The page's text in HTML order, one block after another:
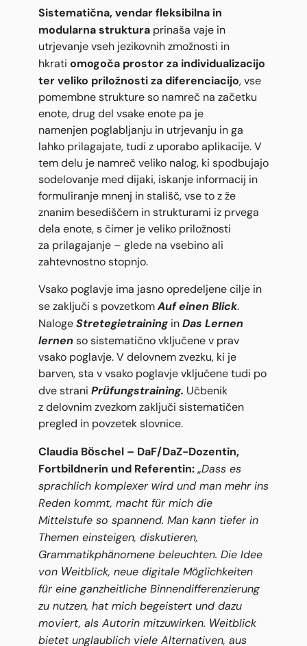
Sistematična, vendar fleksibilna in
modularna struktura prinaša vaje in
utrjevanje vseh jezikovnih zmožnosti in
hkrati omogoča prostor za individualizacijo
ter veliko priložnosti za diferenciacijo, vse
pomembne strukture so namreč na začetku
enote, drug del vsake enote pa je
namenjen poglabljanju in utrjevanju in ga
lahko prilagajate, tudi z uporabo aplikacije. V
tem delu je namreč veliko nalog, ki spodbujajo
sodelovanje med dijaki, iskanje informacij in
formuliranje mnenj in stališč, vse to z že
znanim besediščem in strukturami iz prvega
dela enote, s čimer je veliko priložnosti
za prilagajanje – glede na vsebino ali
zahtevnostno stopnjo.
Vsako poglavje ima jasno opredeljene cilje in
se zaključi s povzetkomAuf einen Blick.
Naloge Stretegietrainingin Das Lernen
lernen so sistematično vključene v prav
vsako poglavje. V delovnem zvezku, ki je
barven, sta v vsako poglavje vključene tudi po
dve strani Prüfungstraining. Učbenik
z delovnim zvezkom zaključi sistematičen
pregled in povzetek slovnice.
Claudia Böschel – DaF/DaZ-Dozentin,
Fortbildnerin und Referentin: „Dass es
sprachlich komplexer wird und man mehr ins
Reden kommt, macht für mich die
Mittelstufe so spannend. Man kann tiefer in
Themen einsteigen, diskutieren,
Grammatikphänomene beleuchten. Die Idee
von Weitblick, neue digitale Möglichkeiten
für eine ganzheitliche Binnendifferenzierung
zu nutzen, hat mich begeistert und dazu
moviert, als Autorin mitzuwirken. Weitblick
bietet unglaublich viele Alternativen, aus